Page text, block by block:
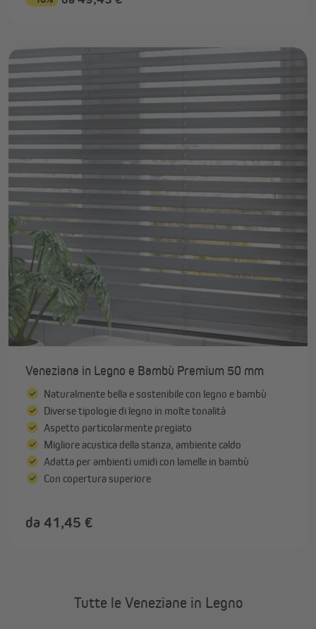
Veneziana in Legno e Bambù Premium 50 mm
Naturalmente bella e sostenibile con legno e bambù
Diverse tipologie di legno in molte tonalità
Aspetto particolarmente pregiato
Migliore acustica della stanza, ambiente caldo
Adatta per ambienti umidi con lamelle in bambù
Con copertura superiore
da 41,45 €
Tutte le Veneziane in Legno